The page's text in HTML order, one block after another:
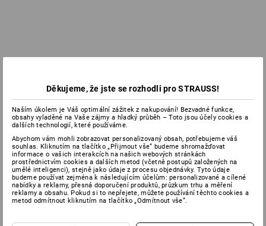
Děkujeme, že jste se rozhodli pro STRAUSS!
Naším úkolem je Váš optimální zážitek z nakupování! Bezvadné funkce,
obsahy vyladěné na Vaše zájmy a hladký průběh – Toto jsou účely cookies a
dalších technologií, které používáme.
Abychom vám mohli zobrazovat personalizovaný obsah, potřebujeme váš
souhlas. Kliknutím na tlačítko „Přijmout vše“ budeme shromažďovat
informace o vašich interakcích na našich webových stránkách
prostřednictvím cookies a dalších metod (včetně postupů založených na
umělé inteligenci), stejně jako údaje z procesu objednávky. Tyto údaje
budeme používat zejména k následujícím účelům: personalizované a cílené
nabídky a reklamy, přesná doporučení produktů, průzkum trhu a měření
reklamy a obsahu. Pokud si to nepřejete, můžete používání těchto cookies a
metod odmítnout kliknutím na tlačítko „Odmítnout vše“.